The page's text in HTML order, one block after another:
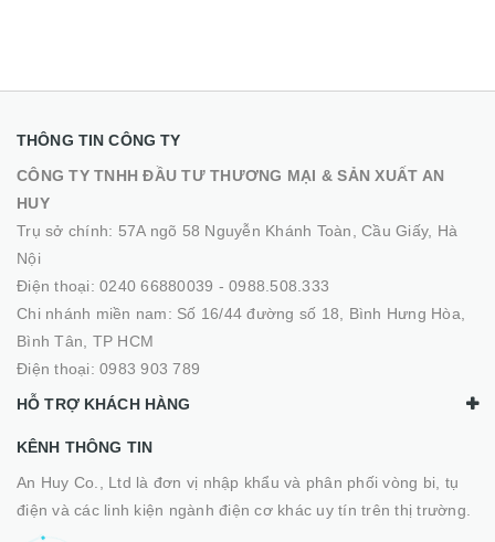
THÔNG TIN CÔNG TY
CÔNG TY TNHH ĐẦU TƯ THƯƠNG MẠI & SẢN XUẤT AN
HUY
Trụ sở chính: 57A ngõ 58 Nguyễn Khánh Toàn, Cầu Giấy, Hà
Nội
Điện thoại: 0240 66880039 - 0988.508.333
Chi nhánh miền nam: Số 16/44 đường số 18, Bình Hưng Hòa,
Bình Tân, TP HCM
Điện thoại: 0983 903 789
HỖ TRỢ KHÁCH HÀNG
KÊNH THÔNG TIN
An Huy Co., Ltd là đơn vị nhập khẩu và phân phối vòng bi, tụ
điện và các linh kiện ngành điện cơ khác uy tín trên thị trường.